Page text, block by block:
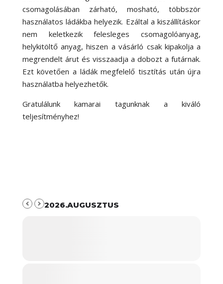
csomagolásában zárható, mosható, többször
használatos ládákba helyezik. Ezáltal a kiszállításkor
nem keletkezik felesleges csomagolóanyag,
helykitöltő anyag, hiszen a vásárló csak kipakolja a
megrendelt árut és visszaadja a dobozt a futárnak.
Ezt követően a ládák megfelelő tisztítás után újra
használatba helyezhetők.
Gratulálunk kamarai tagunknak a kiváló
teljesítményhez!
2026.AUGUSZTUS